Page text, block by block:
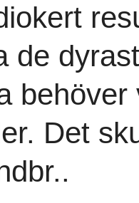
de
Det